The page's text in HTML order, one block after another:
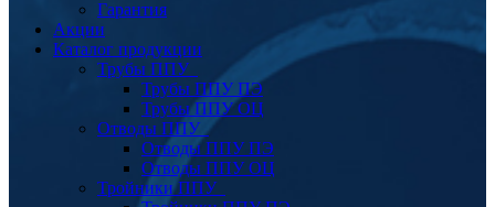
Гарантия
Акции
Каталог продукции
Трубы ППУ
Трубы ППУ ПЭ
Трубы ППУ ОЦ
Отводы ППУ
Отводы ППУ ПЭ
Отводы ППУ ОЦ
Тройники ППУ